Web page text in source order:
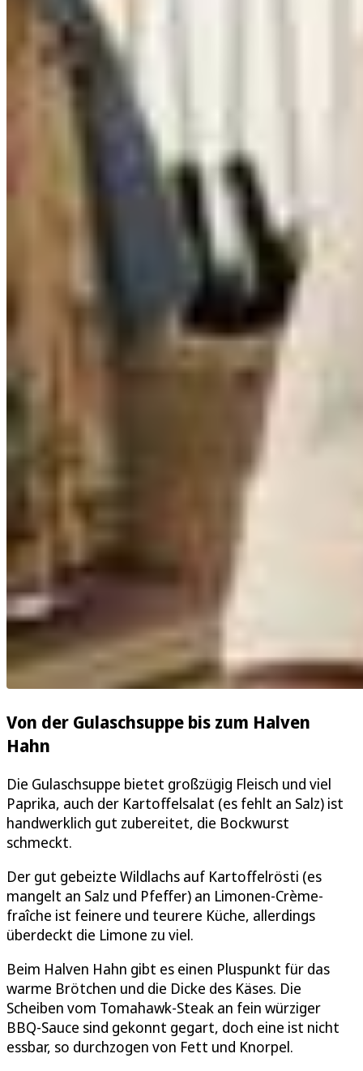
Von der Gulaschsuppe bis zum Halven
Hahn
Die Gulaschsuppe bietet großzügig Fleisch und viel
Paprika, auch der Kartoffelsalat (es fehlt an Salz) ist
handwerklich gut zubereitet, die Bockwurst
schmeckt.
Der gut gebeizte Wildlachs auf Kartoffelrösti (es
mangelt an Salz und Pfeffer) an Limonen-Crème-
fraîche ist feinere und teurere Küche, allerdings
überdeckt die Limone zu viel.
Beim Halven Hahn gibt es einen Pluspunkt für das
warme Brötchen und die Dicke des Käses. Die
Scheiben vom Tomahawk-Steak an fein würziger
BBQ-Sauce sind gekonnt gegart, doch eine ist nicht
essbar, so durchzogen von Fett und Knorpel.